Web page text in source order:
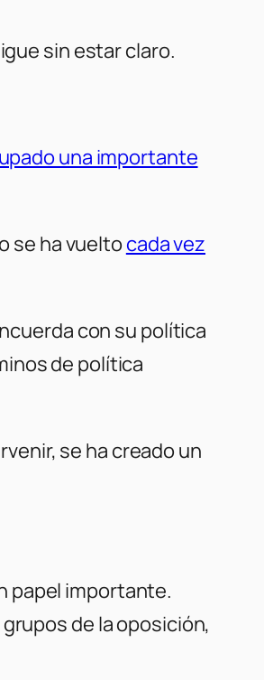
sin estar claro.
una importante
se ha vueltocada vez
con su política
de política
se ha creado un
papel importante.
de la oposición,